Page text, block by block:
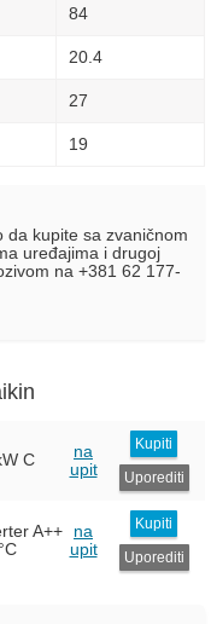
84
20.4
27
19
da kupite sa zvaničnom
uređajima i drugoj
na +381 62 177-
C
na
upit
Kupiti
Uporediti
A++
na
upit
Kupiti
Uporediti